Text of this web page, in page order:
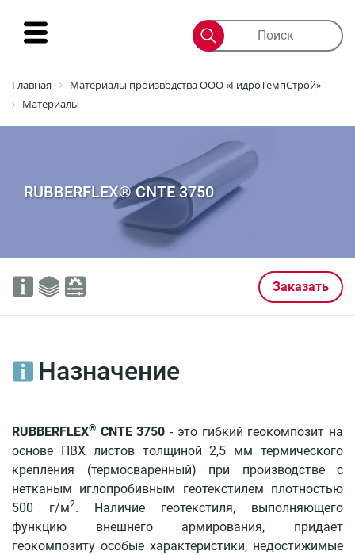
Интернет-
магазин
Подземная
гидроизоляция
Материалы
CNTE
4400
RUBBERFLEX®
CNTE
2450
Гидроизоляция
гидротехнических
сооружений
Главная
Материалы производства ООО «ГидроТемпСтрой»
Материалы
RUBBERFLEX® CNTE 3750
Заказать
Назначение
RUBBERFLEX® CNTE 3750 - это гибкий геокомпозит на
основе ПВХ листов толщиной 2,5 мм термического
крепления (термосваренный) при производстве с
нетканым иглопробивным геотекстилем плотностью
500 г/м2. Наличие геотекстиля, выполняющего
функцию внешнего армирования, придает
геокомпозиту особые характеристики, недостижимые